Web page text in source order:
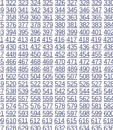
322 323 324 325 326 327 328 329
340 341 342 343 344 345 346 347
358 359 360 361 362 363 364 365
376 377 378 379 380 381 382 383
394 395 396 397 398 399 400 401
412 413 414 415 416 417 418 419 420
430 431 432 433 434 435 436 437
448 449 450 451 452 453 454 455
466 467 468 469 470 471 472 473
484 485 486 487 488 489 490 491
502 503 504 505 506 507 508 509
520 521 522 523 524 525 526 527
538 539 540 541 542 543 544 545
556 557 558 559 560 561 562 563
574 575 576 577 578 579 580 581
592 593 594 595 596 597 598 599
610 611 612 613 614 615 616 617 618
628 629 630 631 632 633 634 635